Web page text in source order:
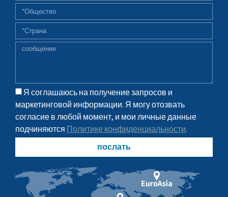
Я соглашаюсь на получение запросов и
маркетинговой информации. Я могу отозвать
согласие в любой момент, и мои личные данные
подчиняются Политике конфиденциальности.
послать